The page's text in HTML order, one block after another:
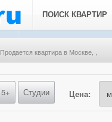
ПОИСК КВАРТИР
Продается квартира в Москве, ,
5+ Студии Цена: